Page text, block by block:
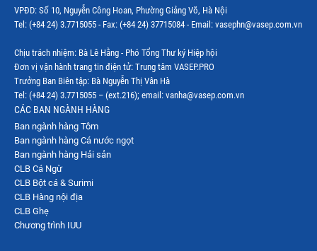
Thị trường Mỹ
Thị trường Nga
Thị trường Hàn Quốc
Thị trường Nhật Bản
Thị trường Thái Lan
Thị trường Trung Quốc
Thị trường Philippines
Thị trường Tây Ban Nha
Thị trường thủy sản khác
VPĐD: Số 10, Nguyễn Công Hoan, Phường Giảng Võ, Hà Nội
Tel: (+84 24) 3.7715055 - Fax: (+84 24) 37715084 - Email: vasephn@vasep.com.vn
Chịu trách nhiệm: Bà Lê Hằng - Phó Tổng Thư ký Hiệp hội
Đơn vị vận hành trang tin điện tử: Trung tâm VASEP.PRO
Trưởng Ban Biên tập: Bà Nguyễn Thị Vân Hà
Tel: (+84 24) 3.7715055 – (ext.216); email: vanha@vasep.com.vn
CÁC BAN NGÀNH HÀNG
Ban ngành hàng Tôm
Ban ngành hàng Cá nước ngọt
Ban ngành hàng Hải sản
CLB Cá Ngừ
CLB Bột cá & Surimi
CLB Hàng nội địa
CLB Ghẹ
Chương trình IUU